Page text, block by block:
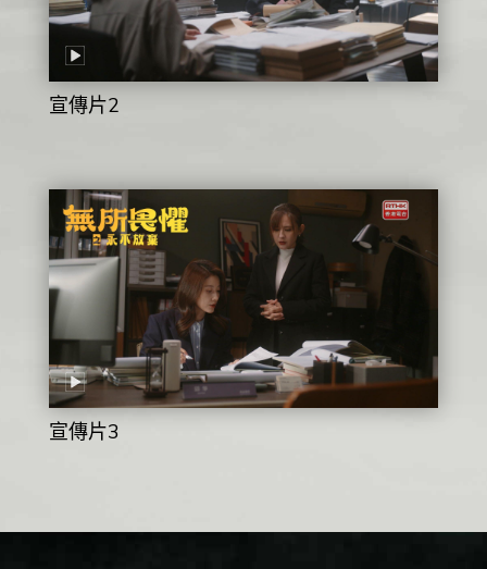
宣傳片2
宣傳片3